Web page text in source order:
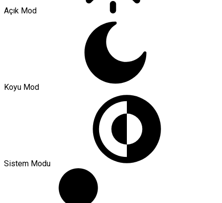
Açık Mod
Koyu Mod
Sistem Modu